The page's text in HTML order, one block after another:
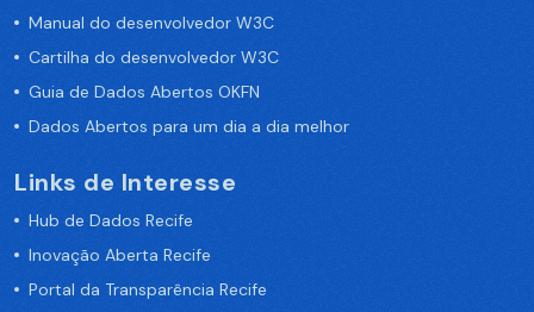
Manual do desenvolvedor W3C
Cartilha do desenvolvedor W3C
Guia de Dados Abertos OKFN
Dados Abertos para um dia a dia melhor
Links de Interesse
Hub de Dados Recife
Inovação Aberta Recife
Portal da Transparência Recife